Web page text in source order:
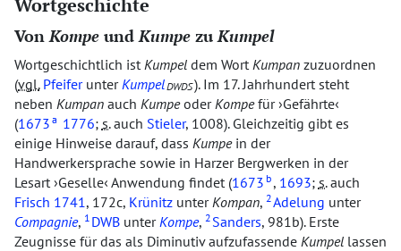
Wortgeschichte
VonKompe undKumpe zuKumpel
Wortgeschichtlich istKumpel dem WortKumpan zuzuordnen
(vgl. PfeiferunterKumpelDWDS). Im 17. Jahrhundert steht
neben Kumpan auch KumpeoderKompefür Gefährte
(1673 a 1776; s.auch Stieler, 1008). Gleichzeitig gibt es
einige Hinweise darauf, dass Kumpein der
Handwerkersprache sowie in Harzer Bergwerken in der
Lesart Geselle Anwendung findet (1673 b , 1693; s.auch
Frisch 1741, 172c, Krünitz unterKompan, 2Adelung unter
Compagnie, 1 DWB unterKompe,2 Sanders, 981b). Erste
Zeugnisse für das als Diminutiv aufzufassende Kumpel lassen